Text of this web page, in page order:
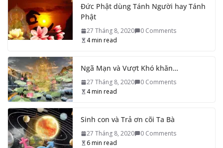
Đức Phật dùng Tánh Người hay Tánh
Phật
27 Tháng 8, 2020
0 Comments
4 min read
Ngã Mạn và Vượt Khó khăn…
27 Tháng 8, 2020
0 Comments
4 min read
Sinh con và Trả ơn cõi Ta Bà
27 Tháng 8, 2020
0 Comments
6 min read